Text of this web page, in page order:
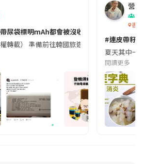
尿袋標明mAh都會被沒收😱出發前切記檢查
權轉載） 準備前往韓國旅遊的民眾，近期要
營養
香港
#連皮帶籽
夏天其中一
閱讀更多